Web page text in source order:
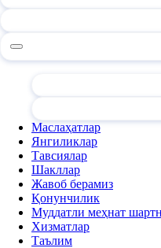
Маслаҳатлар
Янгиликлар
Тавсиялар
Шакллар
Жавоб берамиз
Қонунчилик
Муддатли меҳнат
Хизматлар
Таълим